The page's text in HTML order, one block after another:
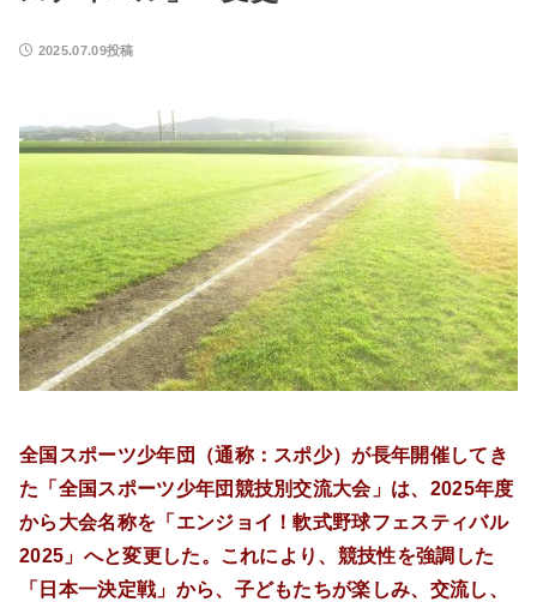
2025.07.09投稿
全国スポーツ少年団（通称：スポ少）が長年開催してき
た「全国スポーツ少年団競技別交流大会」は、2025年度
から大会名称を「エンジョイ！軟式野球フェスティバル
2025」へと変更した。これにより、競技性を強調した
「日本一決定戦」から、子どもたちが楽しみ、交流し、